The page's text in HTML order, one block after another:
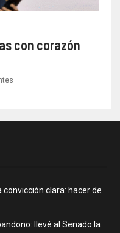
con corazón
convicción clara: hacer de
llevé al Senado la